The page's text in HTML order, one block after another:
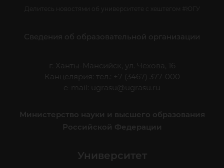
Делитесь новостями об университете с хештегом #ЮГУ
Сведения об образовательной организации
г. Ханты-Мансийск, ул. Чехова, 16
Канцелярия: тел.: +7 (3467) 377-000
e-mail:
ugrasu@ugrasu.ru
Министерство науки и высшего образования
Российской Федерации
Университет